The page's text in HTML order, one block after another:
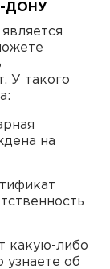
ДОНУ
У такого
на
какую-либо
узнаете об